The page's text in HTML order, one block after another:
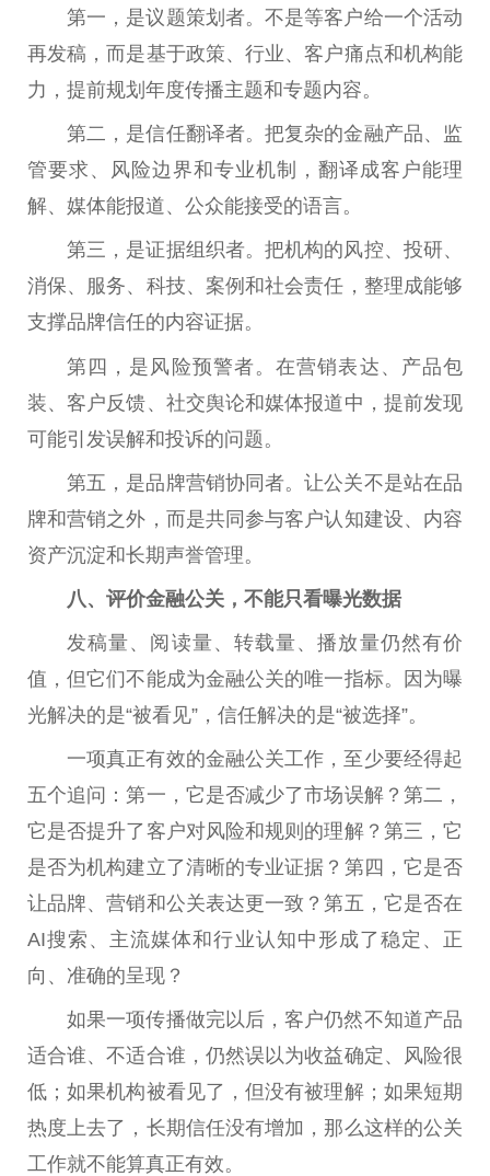
第一，是议题策划者。不是等客户给一个活动
再发稿，而是基于政策、行业、客户痛点和机构能
力，提前规划年度传播主题和专题内容。
第二，是信任翻译者。把复杂的金融产品、监
管要求、风险边界和专业机制，翻译成客户能理
解、媒体能报道、公众能接受的语言。
第三，是证据组织者。把机构的风控、投研、
消保、服务、科技、案例和社会责任，整理成能够
支撑品牌信任的内容证据。
第四，是风险预警者。在营销表达、产品包
装、客户反馈、社交舆论和媒体报道中，提前发现
可能引发误解和投诉的问题。
第五，是品牌营销协同者。让公关不是站在品
牌和营销之外，而是共同参与客户认知建设、内容
资产沉淀和长期声誉管理。
八、评价金融公关，不能只看曝光数据
发稿量、阅读量、转载量、播放量仍然有价
值，但它们不能成为金融公关的唯一指标。因为曝
光解决的是“被看见”，信任解决的是“被选择”。
一项真正有效的金融公关工作，至少要经得起
五个追问：第一，它是否减少了市场误解？第二，
它是否提升了客户对风险和规则的理解？第三，它
是否为机构建立了清晰的专业证据？第四，它是否
让品牌、营销和公关表达更一致？第五，它是否在
AI搜索、主流媒体和行业认知中形成了稳定、正
向、准确的呈现？
如果一项传播做完以后，客户仍然不知道产品
适合谁、不适合谁，仍然误以为收益确定、风险很
低；如果机构被看见了，但没有被理解；如果短期
热度上去了，长期信任没有增加，那么这样的公关
工作就不能算真正有效。